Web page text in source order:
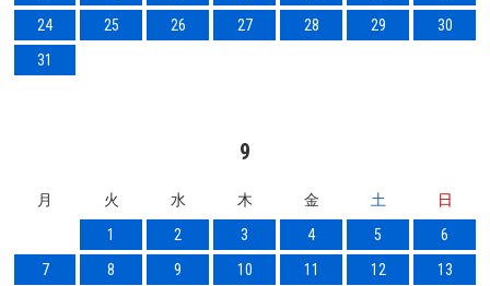
24
25 26 27 28 29
30
31
9
月 火 水 木 金 土
日
1
2 3 4 5
6
7
8 9 10 11 12
13